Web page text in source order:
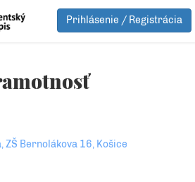
Prihlásenie / Registrácia
ZŠ Bernolákova 16, Košice